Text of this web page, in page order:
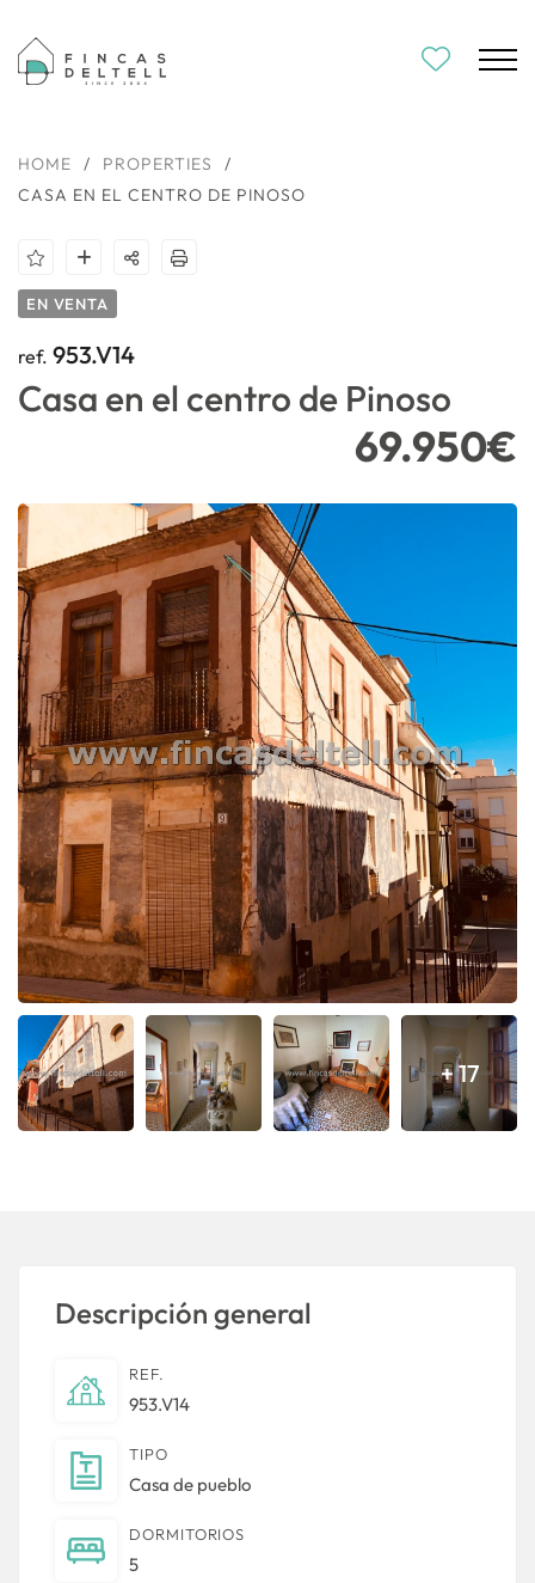
HOME / PROPERTIES
/
CASA EN EL CENTRO DE PINOSO
EN VENTA
ref. 953.V14
Casa en el centro de Pinoso
69.950€
+ 17
Descripción general
REF.
953.V14
TIPO
Casa de pueblo
DORMITORIOS
5